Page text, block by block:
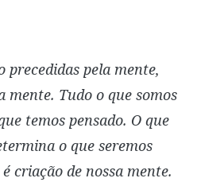
precedidas pela mente,
mente. Tudo o que somos
temos pensado. O que
o que seremos
criação de nossa mente.